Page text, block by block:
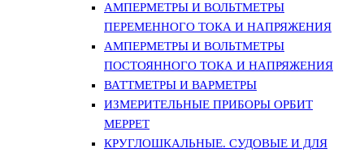
АМПЕРМЕТРЫ И ВОЛЬТМЕТРЫ
ПЕРЕМЕННОГО ТОКА И НАПРЯЖЕНИЯ
АМПЕРМЕТРЫ И ВОЛЬТМЕТРЫ
ПОСТОЯННОГО ТОКА И НАПРЯЖЕНИЯ
ВАТТМЕТРЫ И ВАРМЕТРЫ
ИЗМЕРИТЕЛЬНЫЕ ПРИБОРЫ ОРБИТ
МЕРРЕТ
КРУГЛОШКАЛЬНЫЕ. СУДОВЫЕ И ДЛЯ